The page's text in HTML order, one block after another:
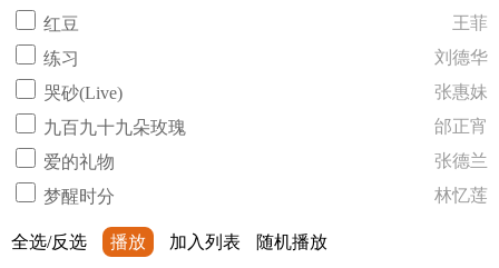
红豆
王菲
练习
刘德华
哭砂(Live)
张惠妹
九百九十九朵玫瑰
邰正宵
爱的礼物
张德兰
梦醒时分
林忆莲
全选/反选 播放 加入列表 随机播放